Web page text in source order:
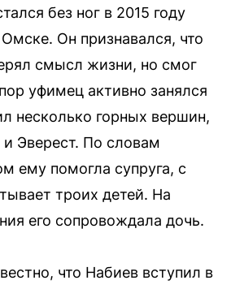
без ног в 2015 году
Он признавался, что
смысл жизни, но смог
уфимец активно занялся
несколько горных вершин,
Эверест. По словам
ему помогла супруга, с
троих детей. На
его сопровождала дочь.
что Набиев вступил в